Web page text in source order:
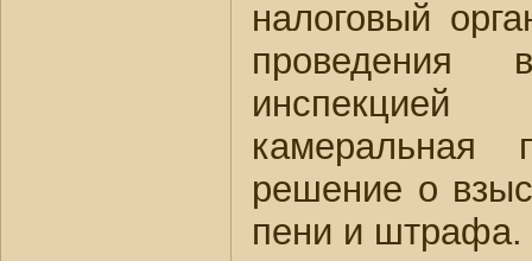
налоговый
проведения
камеральная
решение о
пени и штрафа.